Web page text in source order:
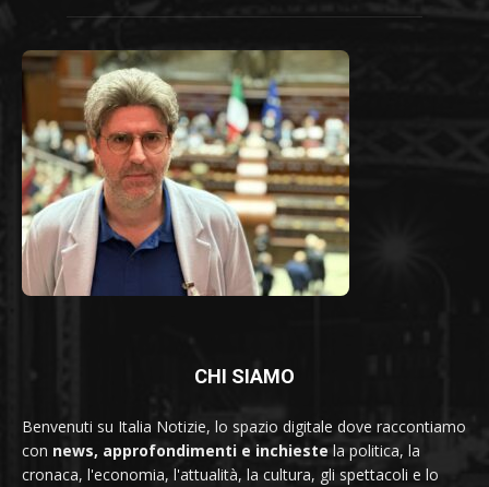
CHI SIAMO
Benvenuti su Italia Notizie, lo spazio digitale dove raccontiamo
con news, approfondimenti e inchieste la politica, la
cronaca, l'economia, l'attualità, la cultura, gli spettacoli e lo